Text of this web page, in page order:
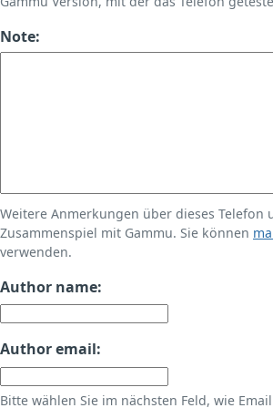
Note:
Weitere Anmerkungen über dieses Telefon
Zusammenspiel mit Gammu. Sie können
verwenden.
Author name:
Author email:
Bitte wählen Sie im nächsten Feld, wie